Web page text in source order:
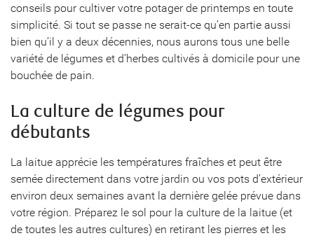
conseils pour cultiver votre potager de printemps en toute
simplicité. Si tout se passe ne serait-ce qu’en partie aussi
bien qu’il y a deux décennies, nous aurons tous une belle
variété de légumes et d’herbes cultivés à domicile pour une
bouchée de pain.
La culture de légumes pour
débutants
La laitue apprécie les températures fraîches et peut être
semée directement dans votre jardin ou vos pots d’extérieur
environ deux semaines avant la dernière gelée prévue dans
votre région. Préparez le sol pour la culture de la laitue (et
de toutes les autres cultures) en retirant les pierres et les